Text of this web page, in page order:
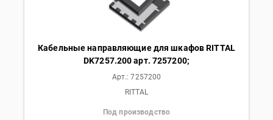
Кабельные направляющие для шкафов RITTAL
DK7257.200 арт. 7257200;
Арт.:7257200
RITTAL
Под производство